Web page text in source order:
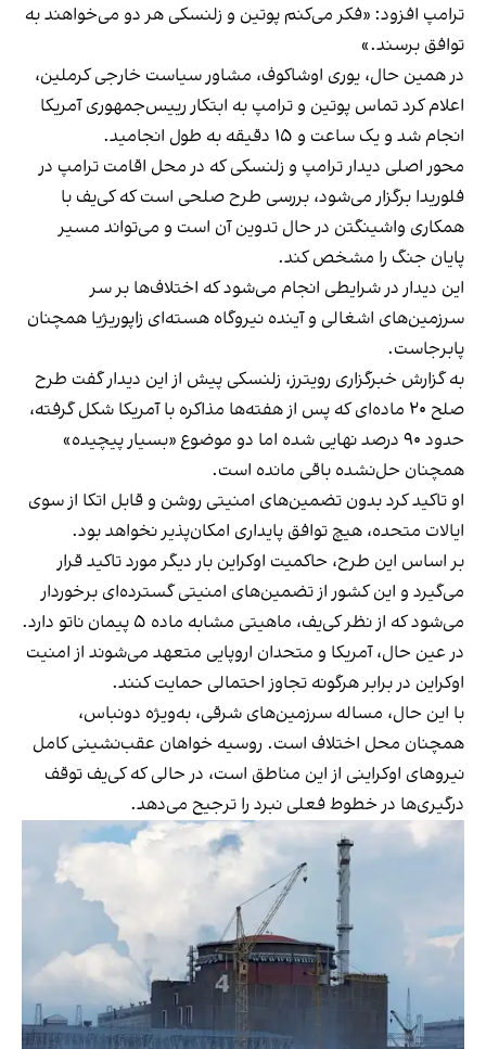
ترامپ افزود: «فکر می‌کنم پوتین و زلنسکی هر دو می‌خواهند به
توافق برسند.»
در همین حال، یوری اوشاکوف، مشاور سیاست خارجی کرملین،
اعلام کرد تماس پوتین و ترامپ به ابتکار رییس‌جمهوری آمریکا
انجام شد و یک ساعت و ۱۵ دقیقه به طول انجامید.
محور اصلی دیدار ترامپ و زلنسکی که در محل اقامت ترامپ در
فلوریدا برگزار می‌شود، بررسی طرح صلحی است که کی‌یف با
همکاری واشینگتن در حال تدوین آن است و می‌تواند مسیر
پایان جنگ را مشخص کند.
این دیدار در شرایطی انجام می‌شود که اختلاف‌ها بر سر
سرزمین‌های اشغالی و آینده نیروگاه هسته‌ای زاپوریژیا همچنان
پابرجاست.
به گزارش خبرگزاری رویترز، زلنسکی پیش از این دیدار گفت طرح
صلح ۲۰ ماده‌ای که پس از هفته‌ها مذاکره با آمریکا شکل گرفته،
حدود ۹۰ درصد نهایی شده اما دو موضوع «بسیار پیچیده»
همچنان حل‌نشده باقی مانده است.
او تاکید کرد بدون تضمین‌های امنیتی روشن و قابل اتکا از سوی
ایالات متحده، هیچ توافق پایداری امکان‌پذیر نخواهد بود.
بر اساس این طرح، حاکمیت اوکراین بار دیگر مورد تاکید قرار
می‌گیرد و این کشور از تضمین‌های امنیتی گسترده‌ای برخوردار
می‌شود که از نظر کی‌یف، ماهیتی مشابه ماده ۵ پیمان ناتو دارد.
در عین حال، آمریکا و متحدان اروپایی متعهد می‌شوند از امنیت
اوکراین در برابر هرگونه تجاوز احتمالی حمایت کنند.
با این حال، مساله سرزمین‌های شرقی، به‌ویژه دونباس،
همچنان محل اختلاف است. روسیه خواهان عقب‌نشینی کامل
نیروهای اوکراینی از این مناطق است، در حالی که کی‌یف توقف
درگیری‌ها در خطوط فعلی نبرد را ترجیح می‌دهد.